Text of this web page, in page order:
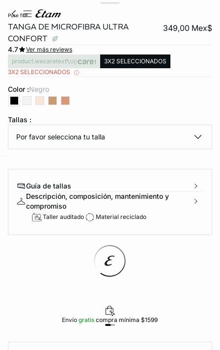
DE PANTIES
pure fit®
TANGA DE MICROFIBRA ULTRA
CONFORT
349,00 Mex$
4.7
Ver más reviews
product.wecaretext
3X2 SELECCIONADOS
3X2 SELECCIONADOS
Color : negro
Tallas :
Por favor selecciona tu talla
Guía de tallas
Descripción, composición, mantenimiento y
compromiso
Taller auditado Material reciclado
Envíogratiscompra mínima $1599